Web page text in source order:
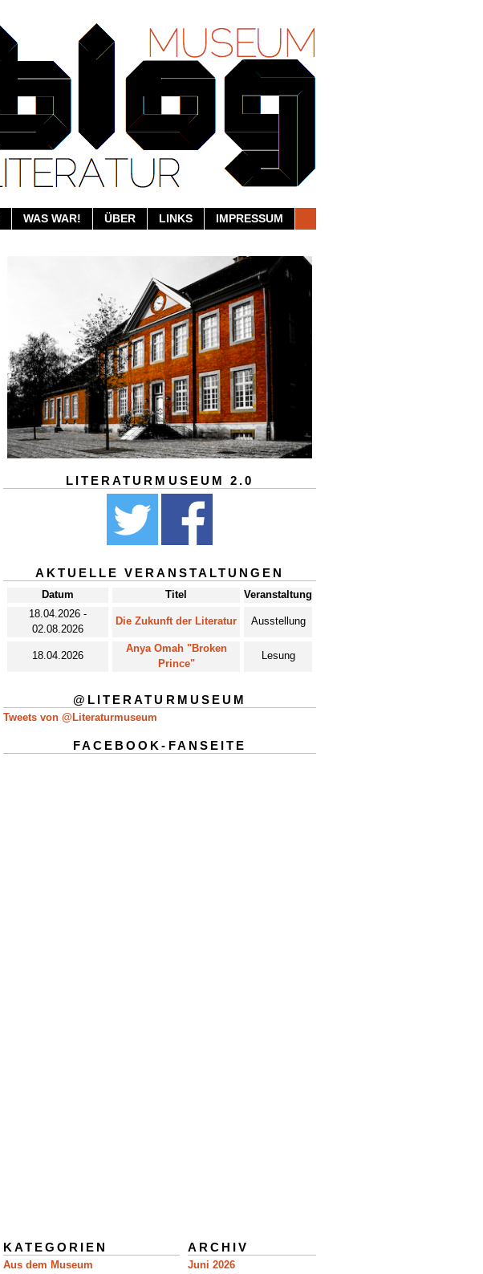
WAS WAR! ÜBER LINKS IMPRESSUM
LITERATURMUSEUM 2.0
AKTUELLE VERANSTALTUNGEN
Datum Titel
Veranstaltung
18.04.2026 -
02.08.2026
Die Zukunft der Literatur Ausstellung
18.04.2026
Anya Omah "Broken
Prince"
Lesung
@LITERATURMUSEUM
Tweets von @Literaturmuseum
FACEBOOK-FANSEITE
ARCHIV
Juni 2026
KATEGORIEN
Aus dem Museum